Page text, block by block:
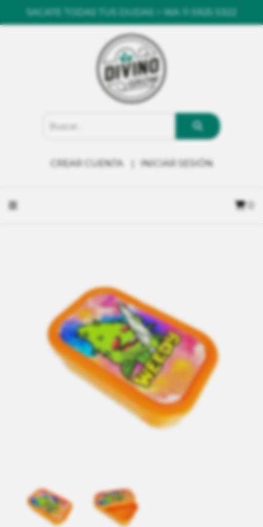
SACATE TODAS TUS DUDAS > WA 11 5925 5322
CREAR CUENTA INICIAR SESIÓN